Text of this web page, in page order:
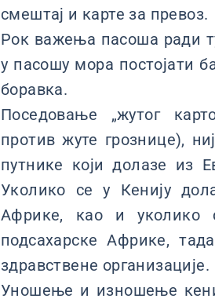
смештај и карте за превоз.
Рок важења пасоша ради
у пасошу мора постојати
боравка.
Поседовање „жутог
против жуте грознице),
путнике који долазе из
Уколико се у Кенију
Африке, као и уколико
подсахарске Африке,
здравствене организације.
Уношење и изношење